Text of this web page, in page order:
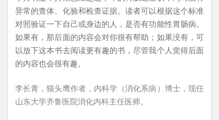
异常的查体、化验和检查证据。读者可以根据这个标准
对照验证一下自己或身边的人，是否有功能性胃肠病。
如果有，那后面的内容会对你很有帮助；如果没有，可
以放下这本书去阅读更有趣的书，尽管我个人觉得后面
的内容也会很有趣。
李长青，猫头鹰作者，内科学（消化系病）博士，现任
山东大学齐鲁医院消化内科主任医师。